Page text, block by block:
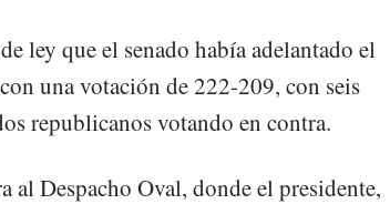
ley que el senado había adelantado el
una votación de 222-209, con seis
republicanos votando en contra.
al Despacho Oval, donde el presidente,